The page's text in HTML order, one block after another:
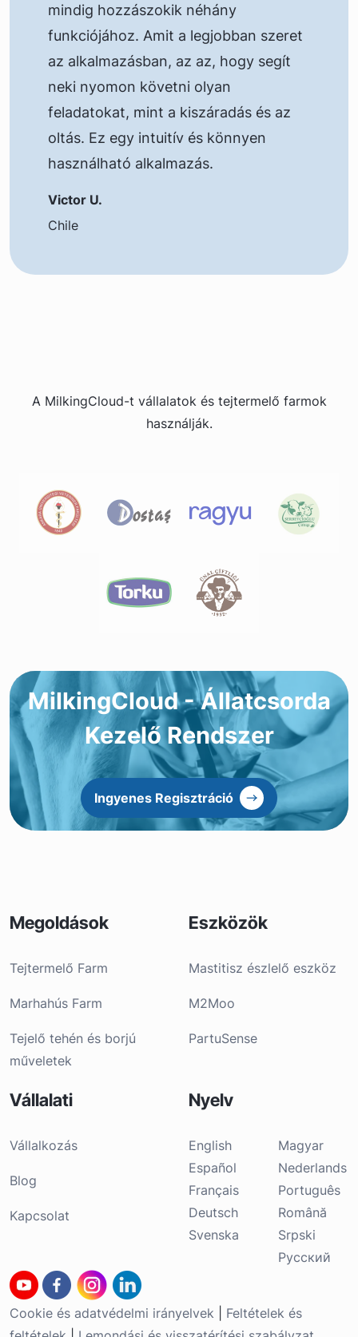
mindig hozzászokik néhány
funkciójához. Amit a legjobban szeret
az alkalmazásban, az az, hogy segít
neki nyomon követni olyan
feladatokat, mint a kiszáradás és az
oltás. Ez egy intuitív és könnyen
használható alkalmazás.
Victor U.
Chile
A MilkingCloud-t vállalatok és tejtermelő farmok
használják.
MilkingCloud - Állatcsorda
Kezelő Rendszer
Ingyenes Regisztráció
Megoldások
Tejtermelő Farm
Marhahús Farm
Tejelő tehén és borjú
műveletek
Eszközök
Mastitisz észlelő eszköz
M2Moo
PartuSense
Vállalati
Vállalkozás
Blog
Kapcsolat
Nyelv
English
Español
Français
Deutsch
Svenska
Magyar
Nederlands
Português
Română
Srpski
Русский
Cookie és adatvédelmi irányelvek
Feltételek és